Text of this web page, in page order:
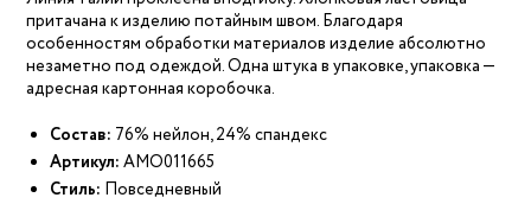
притачана к изделию потайным швом. Благодаря
особенностям обработки материалов изделие абсолютно
незаметно под одеждой. Одна штука в упаковке, упаковка —
адресная картонная коробочка.
Состав: 76% нейлон, 24% спандекс
Артикул: AMO011665
Стиль: Повседневный